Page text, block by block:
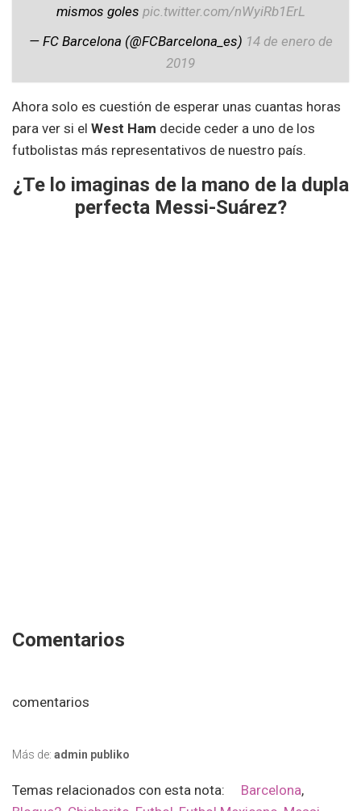
mismos goles pic.twitter.com/nWyiRb1ErL
— FC Barcelona (@FCBarcelona_es) 14 de enero de
2019
Ahora solo es cuestión de esperar unas cuantas horas
para ver si el West Ham decide ceder a uno de los
futbolistas más representativos de nuestro país.
¿Te lo imaginas de la mano de la dupla
perfecta Messi-Suárez?
Comentarios
comentarios
Más de: admin publiko
Temas relacionados con esta nota: Barcelona,